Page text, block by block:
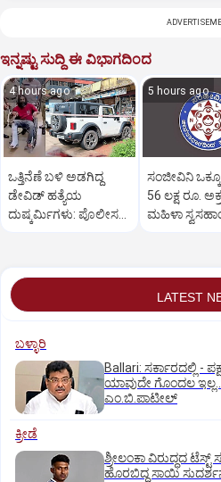
ಇನ್ನಷ್ಟು ಸುದ್ದಿ ಈ ವಿಭಾಗದಿಂದ
4 hours ago
ಒತ್ತಿನೆಣೆ ಬಳಿ ಅಡಗಿದ್ದ
ಡೇವಿಡ್‌ ಹತ್ಯೆಯ
ದುಷ್ಕರ್ಮಿಗಳು: ಪೊಲೀಸರ
5 hours ago
ಸಂಜೀವಿನಿ
56 ಲಕ್ಷ ರೂ.
ಮಹಿಳಾ
LATEST
ಬಳ್ಳಾರಿ
Ballari: ಸರ್ಕಾರದಲ್ಲಿ -
ಯಾವುದೇ ಗೊಂದಲ
ಎಂ.ಬಿ.ಪಾಟೀಲ್
ಕ್ರೀಡೆ
ಶ್ರೀಲಂಕಾ ವಿರುದ್ಧದ
ಹೊರಬಿದ್ದ ಸಾಯಿ